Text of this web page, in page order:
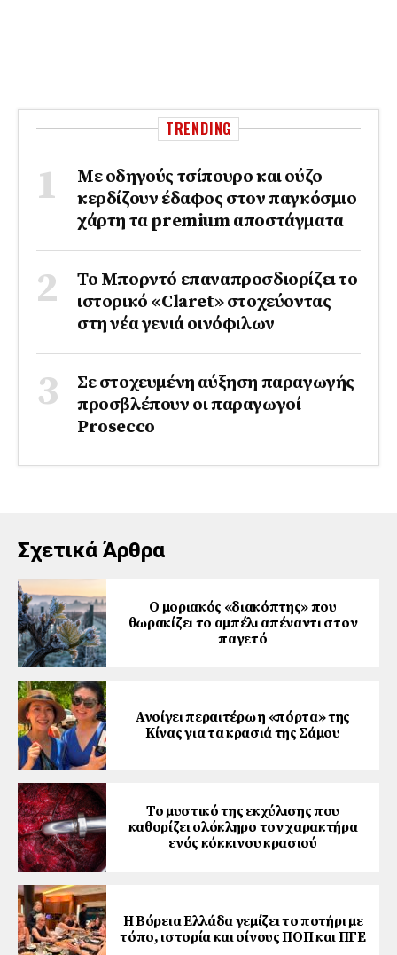
TRENDING
Με οδηγούς τσίπουρο και ούζο
κερδίζουν έδαφος στoν παγκόσμιο
χάρτη τα premium αποστάγματα
Το Μπορντό επαναπροσδιορίζει το
ιστορικό «Claret» στοχεύοντας
στη νέα γενιά οινόφιλων
Σε στοχευμένη αύξηση παραγωγής
προσβλέπουν οι παραγωγοί
Prosecco
Σχετικά Άρθρα
Ο μοριακός «διακόπτης» που
θωρακίζει το αμπέλι απέναντι στον
παγετό
Ανοίγει περαιτέρω η «πόρτα» της
Κίνας για τα κρασιά της Σάμου
Το μυστικό της εκχύλισης που
καθορίζει ολόκληρο τον χαρακτήρα
ενός κόκκινου κρασιού
Η Βόρεια Ελλάδα γεμίζει το ποτήρι με
τόπο, ιστορία και οίνους ΠΟΠ και ΠΓΕ